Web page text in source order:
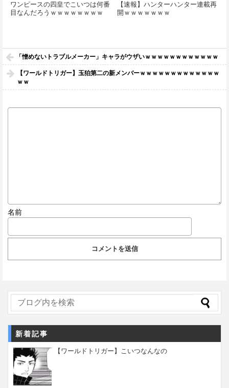
ワンピースの四皇でこいつは何番
目なんだろうｗｗｗｗｗｗｗｗ
【速報】ハンターハンター連載再
開ｗｗｗｗｗｗｗ
「憎めないトラブルメーカー」キャラがウザいｗｗｗｗｗｗｗｗｗｗｗｗ
【ワールドトリガー】玉狛第二の新メンバーｗｗｗｗｗｗｗｗｗｗｗｗｗ
ｗｗ
名前
新着記事
【ワールドトリガー】こいつなんなの